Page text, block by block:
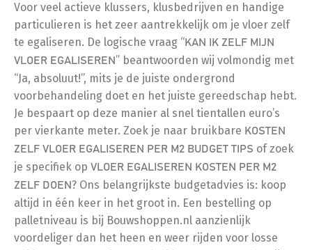
Voor veel actieve klussers, klusbedrijven en handige
particulieren is het zeer aantrekkelijk om je vloer zelf
te egaliseren. De logische vraag “KAN IK ZELF MIJN
VLOER EGALISEREN” beantwoorden wij volmondig met
“Ja, absoluut!”, mits je de juiste ondergrond
voorbehandeling doet en het juiste gereedschap hebt.
Je bespaart op deze manier al snel tientallen euro’s
per vierkante meter. Zoek je naar bruikbare KOSTEN
ZELF VLOER EGALISEREN PER M2 BUDGET TIPS of zoek
je specifiek op VLOER EGALISEREN KOSTEN PER M2
ZELF DOEN? Ons belangrijkste budgetadvies is: koop
altijd in één keer in het groot in. Een bestelling op
palletniveau is bij Bouwshoppen.nl aanzienlijk
voordeliger dan het heen en weer rijden voor losse